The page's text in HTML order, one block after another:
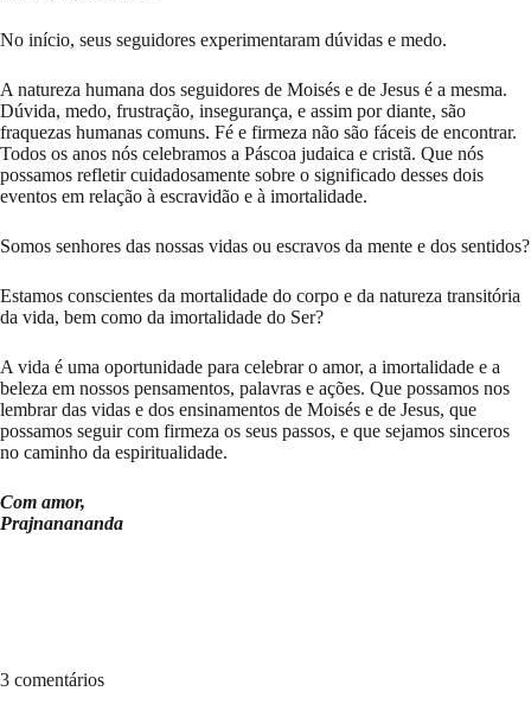
No início, seus seguidores experimentaram dúvidas e medo.
A natureza humana dos seguidores de Moisés e de Jesus é a mesma.
Dúvida, medo, frustração, insegurança, e assim por diante, são
fraquezas humanas comuns. Fé e firmeza não são fáceis de encontrar.
Todos os anos nós celebramos a Páscoa judaica e cristã. Que nós
possamos refletir cuidadosamente sobre o significado desses dois
eventos em relação à escravidão e à imortalidade.
Somos senhores das nossas vidas ou escravos da mente e dos sentidos?
Estamos conscientes da mortalidade do corpo e da natureza transitória
da vida, bem como da imortalidade do Ser?
A vida é uma oportunidade para celebrar o amor, a imortalidade e a
beleza em nossos pensamentos, palavras e ações. Que possamos nos
lembrar das vidas e dos ensinamentos de Moisés e de Jesus, que
possamos seguir com firmeza os seus passos, e que sejamos sinceros
no caminho da espiritualidade.
Com amor,
Prajnanananda
3 comentários